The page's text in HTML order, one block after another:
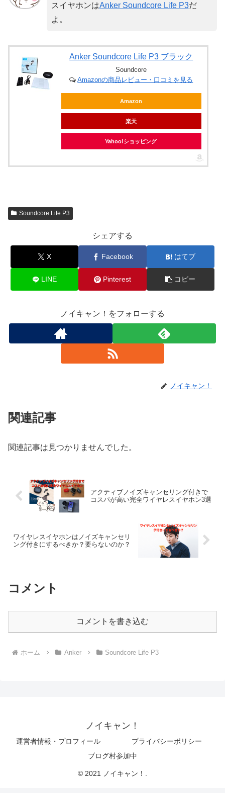
スイヤホンはAnker Soundcore Life P3だ
よ。
Anker Soundcore Life P3 ブラック
Soundcore
Amazonの商品レビュー・口コミを見る
Amazon
楽天
Yahoo!ショッピング
Soundcore Life P3
シェアする
X Facebook はてブ
LINE Pinterest コピー
ノイキャン！をフォローする
ノイキャン！
関連記事
関連記事は見つかりませんでした。
アクティブノイズキャンセリング付きで
コスパが高い完全ワイヤレスイヤホン3選
ワイヤレスイヤホンはノイズキャンセリ
ング付きにするべきか？要らないのか？
コメント
コメントを書き込む
ホーム Anker Soundcore Life P3
ノイキャン！
運営者情報・プロフィール
プライバシーポリシー
ブログ村参加中
© 2021 ノイキャン！.